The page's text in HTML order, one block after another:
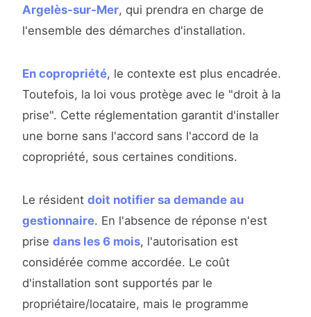
Argelès-sur-Mer, qui prendra en charge de
l'ensemble des démarches d'installation.
En copropriété, le contexte est plus encadrée.
Toutefois, la loi vous protège avec le "droit à la
prise". Cette réglementation garantit d'installer
une borne sans l'accord sans l'accord de la
copropriété, sous certaines conditions.
Le résident doit notifier sa demande au
gestionnaire. En l'absence de réponse n'est
prise dans les 6 mois, l'autorisation est
considérée comme accordée. Le coût
d'installation sont supportés par le
propriétaire/locataire, mais le programme